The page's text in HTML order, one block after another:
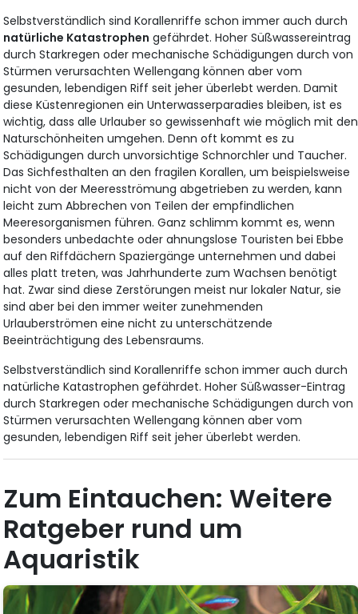
Selbstverständlich sind Korallenriffe schon immer auch durch
natürliche Katastrophen gefährdet. Hoher Süßwassereintrag
durch Starkregen oder mechanische Schädigungen durch von
Stürmen verursachten Wellengang können aber vom
gesunden, lebendigen Riff seit jeher überlebt werden. Damit
diese Küstenregionen ein Unterwasserparadies bleiben, ist es
wichtig, dass alle Urlauber so gewissenhaft wie möglich mit den
Naturschönheiten umgehen. Denn oft kommt es zu
Schädigungen durch unvorsichtige Schnorchler und Taucher.
Das Sichfesthalten an den fragilen Korallen, um beispielsweise
nicht von der Meeresströmung abgetrieben zu werden, kann
leicht zum Abbrechen von Teilen der empfindlichen
Meeresorganismen führen. Ganz schlimm kommt es, wenn
besonders unbedachte oder ahnungslose Touristen bei Ebbe
auf den Riffdächern Spaziergänge unternehmen und dabei
alles platt treten, was Jahrhunderte zum Wachsen benötigt
hat. Zwar sind diese Zerstörungen meist nur lokaler Natur, sie
sind aber bei den immer weiter zunehmenden
Urlauberströmen eine nicht zu unterschätzende
Beeinträchtigung des Lebensraums.
Selbstverständlich sind Korallenriffe schon immer auch durch
natürliche Katastrophen gefährdet. Hoher Süßwasser-Eintrag
durch Starkregen oder mechanische Schädigungen durch von
Stürmen verursachten Wellengang können aber vom
gesunden, lebendigen Riff seit jeher überlebt werden.
Zum Eintauchen: Weitere
Ratgeber rund um
Aquaristik